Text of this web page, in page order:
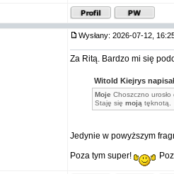
Wysłany: 2026-07-12,
Za Ritą. Bardzo mi się
Witold Kiejrys
Moje Choszczno
Staję się moją tęknotą.
Jedynie w powyższym
Poza tym super!